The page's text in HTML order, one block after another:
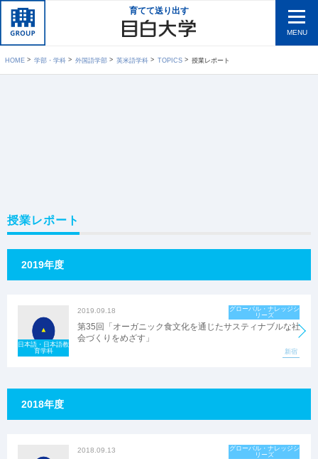
育てて送り出す
MENU
HOME 学部・学科 外国語学部 英米語学科 TOPICS 授業レポート
授業レポート
2019年度
2019.09.18
グローバル・ナレッジシ
リーズ
第35回「オーガニック食文化を通じたサスティナブルな社
会づくりをめざす」
新宿
日本語・日本語教
育学科
2018年度
2018.09.13
グローバル・ナレッジシ
リーズ